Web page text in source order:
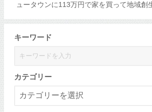
ュータウンに113万円で家を買って地域創
キーワード
カテゴリー